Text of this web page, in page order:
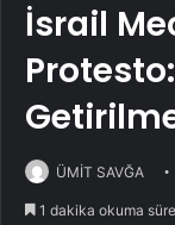
İsrail
ÜMİT SAVĞA
1 dakika okuma